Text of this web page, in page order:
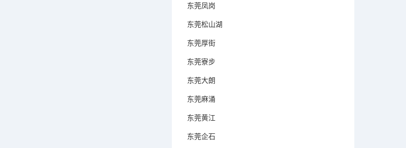
东莞凤岗
东莞松山湖
东莞厚街
东莞寮步
东莞大朗
东莞麻涌
东莞黄江
东莞企石